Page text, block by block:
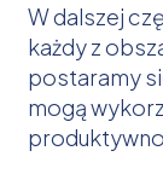
W dalszej
każdy z
postaramy
mogą